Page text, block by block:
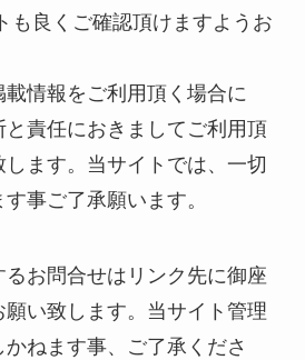
も良くご確認頂けますようお
載情報をご利用頂く場合に
責任におきましてご利用頂
ます。当サイトでは、一切
事ご了承願います。
お問合せはリンク先に御座
い致します。当サイト管理
ねます事、ご了承くださ